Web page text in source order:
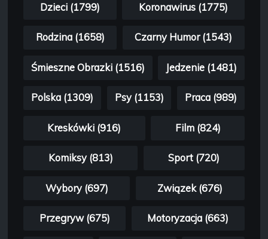
Dzieci (1799) Koronawirus (1775)
Rodzina (1658) Czarny Humor (1543)
Śmieszne Obrazki (1516) Jedzenie (1481)
Polska (1309) Psy (1153) Praca (989)
Kreskówki (916) Film (824)
Komiksy (813) Sport (720)
Wybory (697) Związek (676)
Przegryw (675) Motoryzacja (663)